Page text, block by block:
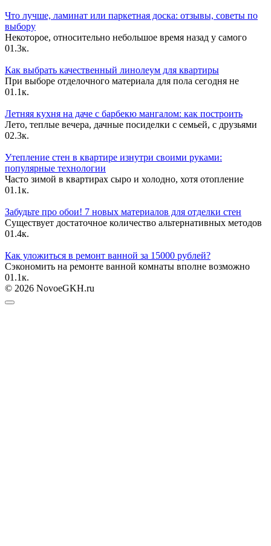
Что лучше, ламинат или паркетная доска: отзывы, советы по
выбору
Некоторое, относительно небольшое время назад у самого
01.3к.
Как выбрать качественный линолеум для квартиры
При выборе отделочного материала для пола сегодня не
01.1к.
Летняя кухня на даче с барбекю мангалом: как построить
Лето, теплые вечера, дачные посиделки с семьей, с друзьями
02.3к.
Утепление стен в квартире изнутри своими руками:
популярные технологии
Часто зимой в квартирах сыро и холодно, хотя отопление
01.1к.
Забудьте про обои! 7 новых материалов для отделки стен
Существует достаточное количество альтернативных методов
01.4к.
Как уложиться в ремонт ванной за 15000 рублей?
Сэкономить на ремонте ванной комнаты вполне возможно
01.1к.
© 2026 NovoeGKH.ru